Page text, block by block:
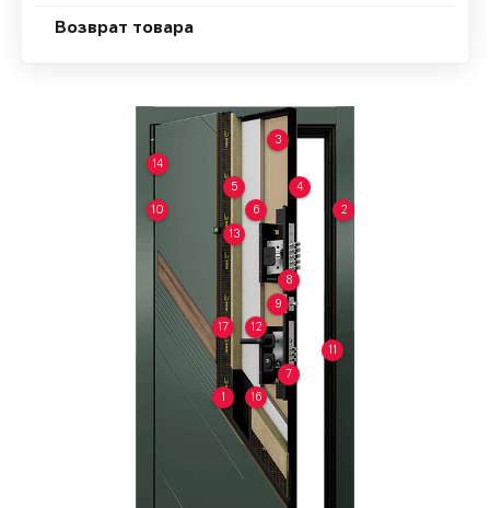
Возврат товара
1
2
3
4
5
6
7
8
9
10
11
12
13
14
16
17